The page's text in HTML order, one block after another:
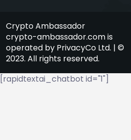
Crypto Ambassador
crypto-ambassador.com is
operated by PrivacyCo Ltd. | ©
2023. All rights reserved.
[rapidtextai_chatbot id="1"]